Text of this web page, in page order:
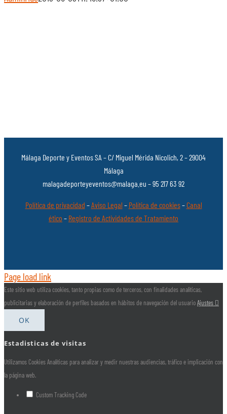
Málaga Deporte y Eventos SA – C/ Miguel Mérida Nicolich, 2 – 29004
Málaga
malagadeporteyeventos@malaga.eu – 95 217 63 92
Política de privacidad –Aviso Legal – Política de cookies–Canal
ético – Registro de Actividades de Tratamiento
Page load link
Este sitio web utiliza cookies, tanto propias como de terceros, con finalidades analíticas,
publicitarias y elaboración de perfiles basados en hábitos de navegación del usuarioAjustes
OK
Estadisticas de visitas
Utilizamos Cookies Analíticas para analizar y medir nuestras audiencias, tráfico e implicación con
la página web.
Custom Tracking Code